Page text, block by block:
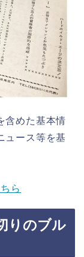
含めた基本情
ュース等を基
ら
りのブル